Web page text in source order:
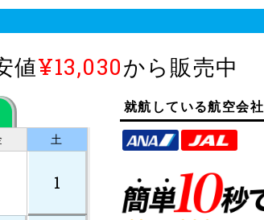
値¥13,030から販売中
土
1
就航している航空会社